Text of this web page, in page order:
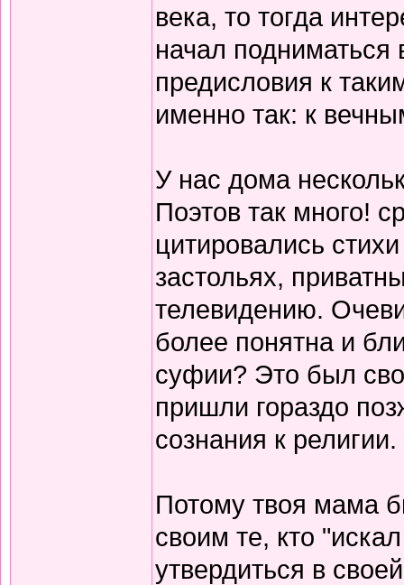
века, то тогда
начал
предисловия к
именно так: к
У нас дома
Поэтов так много!
цитировались
застольях,
телевидению.
более понятна и
суфии? Это был
пришли гораздо
сознания к религии.
Потому твоя мама
своим те, кто
утвердиться в